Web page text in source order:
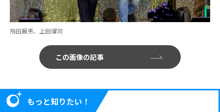
飛田展男、上田燿司
この画像の記事
もっと知りたい！